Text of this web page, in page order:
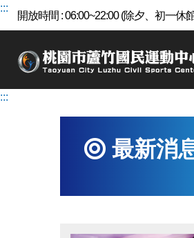
跳
區
:::
開放時間 : 06:00~22:00 (除夕、初一休
:::
最新消